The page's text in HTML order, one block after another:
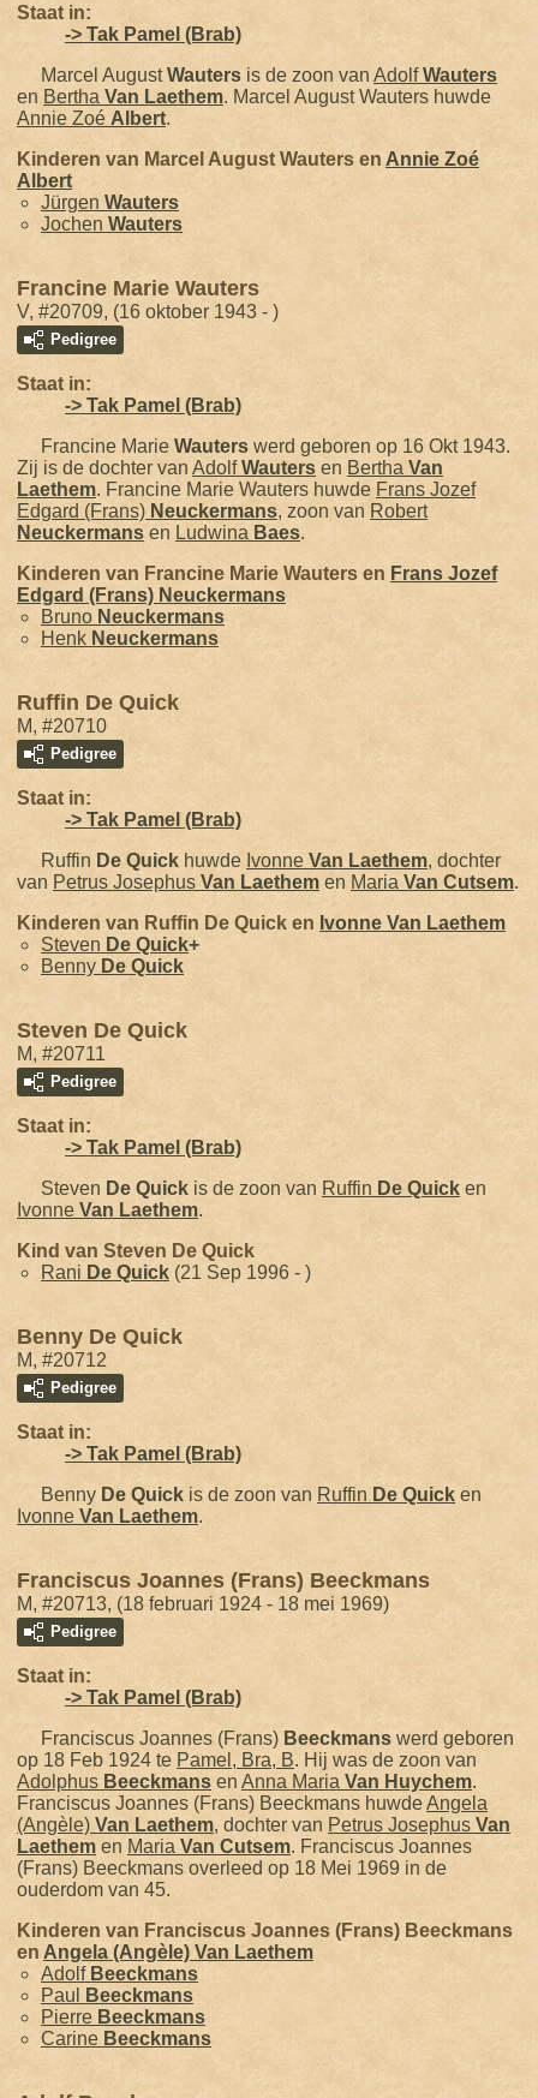
Staat in:
-> Tak Pamel (Brab)
Marcel AugustWauters is de zoon van AdolfWauters
en Bertha Van Laethem. Marcel August Wauters huwde
Annie Zoé Albert.
Kinderen van Marcel August Wauters en Annie Zoé
Albert
Jürgen Wauters
Jochen Wauters
Francine Marie Wauters
V, #20709, (16 oktober 1943 - )
Pedigree
Staat in:
-> Tak Pamel (Brab)
Francine Marie Wauters werd geboren op 16 Okt 1943.
Zij is de dochter van AdolfWauters en Bertha Van
Laethem. Francine Marie Wauters huwde Frans Jozef
Edgard (Frans) Neuckermans, zoon van Robert
Neuckermans en Ludwina Baes.
Kinderen van Francine Marie Wauters en Frans Jozef
Edgard (Frans) Neuckermans
Bruno Neuckermans
Henk Neuckermans
Ruffin De Quick
M, #20710
Pedigree
Staat in:
-> Tak Pamel (Brab)
Ruffin De Quick huwde Ivonne Van Laethem, dochter
van Petrus Josephus Van Laethem en Maria Van Cutsem.
Kinderen van Ruffin De Quick en Ivonne Van Laethem
Steven De Quick+
Benny De Quick
Steven De Quick
M, #20711
Pedigree
Staat in:
-> Tak Pamel (Brab)
Steven De Quick is de zoon van Ruffin De Quick en
Ivonne Van Laethem.
Kind van Steven De Quick
Rani De Quick (21 Sep 1996 - )
Benny De Quick
M, #20712
Pedigree
Staat in:
-> Tak Pamel (Brab)
Benny De Quick is de zoon van Ruffin De Quick en
Ivonne Van Laethem.
Franciscus Joannes (Frans) Beeckmans
M, #20713, (18 februari 1924 - 18 mei 1969)
Pedigree
Staat in:
-> Tak Pamel (Brab)
Franciscus Joannes (Frans) Beeckmans werd geboren
op 18 Feb 1924 te Pamel, Bra, B. Hij was de zoon van
Adolphus Beeckmans en Anna Maria Van Huychem.
Franciscus Joannes (Frans) Beeckmans huwdeAngela
(Angèle) Van Laethem, dochter van Petrus Josephus Van
Laethem en Maria Van Cutsem. Franciscus Joannes
(Frans) Beeckmans overleed op 18 Mei 1969 in de
ouderdom van 45.
Kinderen van Franciscus Joannes (Frans) Beeckmans
en Angela (Angèle) Van Laethem
Adolf Beeckmans
Paul
Beeckmans
Pierre Beeckmans
Carine Beeckmans